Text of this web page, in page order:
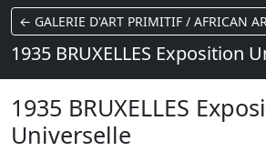
← GALERIE D'ART PRIMITIF / AFRICAN
1935 BRUXELLES Exposition
1935 BRUXELLES
Universelle